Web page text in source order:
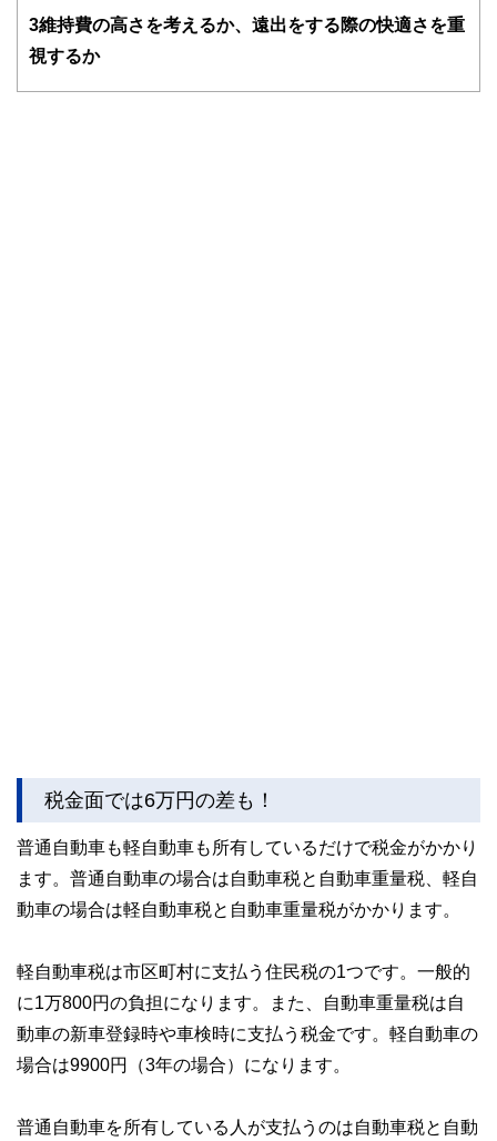
関わることで、読者目線のコンテンツを追求しています。
ドバイザー、DCプランナー、公認会計士、社会保険労務
3維持費の高さを考えるか、遠出をする際の快適さを重
視するか
税金面では6万円の差も！
普通自動車も軽自動車も所有しているだけで税金がかかり
ます。普通自動車の場合は自動車税と自動車重量税、軽自
動車の場合は軽自動車税と自動車重量税がかかります。
軽自動車税は市区町村に支払う住民税の1つです。一般的
に1万800円の負担になります。また、自動車重量税は自
動車の新車登録時や車検時に支払う税金です。軽自動車の
場合は9900円（3年の場合）になります。
普通自動車を所有している人が支払うのは自動車税と自動